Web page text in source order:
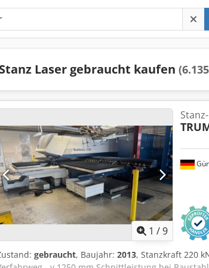
Stanz Laser gebraucht kaufen
1 /9
gebraucht, Baujahr: 2013, Stanzkraft 220